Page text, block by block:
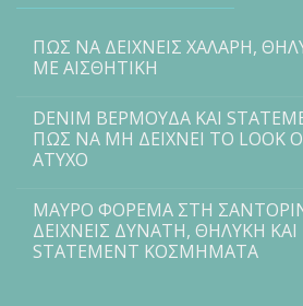
ΠΩΣ ΝΑ ΔΕΙΧΝΕΙΣ ΧΑΛΑΡΗ,
ΜΕ ΑΙΣΘΗΤΙΚΗ
DENIM ΒΕΡΜΟΥΔΑ ΚΑΙ
ΠΩΣ ΝΑ ΜΗ ΔΕΙΧΝΕΙ ΤΟ LOOK
ΑΤΥΧΟ
ΜΑΥΡΟ ΦΟΡΕΜΑ ΣΤΗ
ΔΕΙΧΝΕΙΣ ΔΥΝΑΤΗ, ΘΗΛΥΚΗ ΚΑΙ
STATEMENT ΚΟΣΜΗΜΑΤΑ